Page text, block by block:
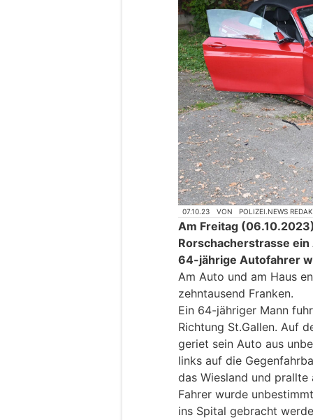
07.10.23 VON POLIZEI.NEWS
Am Freitag
Rorschacherstrasse
64-jährige Autofahrer
Am Auto und am Haus
zehntausend Franken.
Ein 64-jähriger Mann
Richtung St.Gallen. Auf
geriet sein Auto aus
links auf die
das Wiesland und prallte
Fahrer wurde
ins Spital gebracht